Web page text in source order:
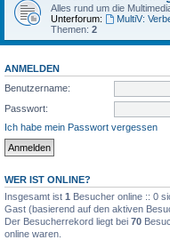
Alles rund um die
Unterforum:
MultiV:
Themen: 2
ANMELDEN
Benutzername:
Passwort:
Ich habe mein Passwort vergessen
WER IST ONLINE?
Insgesamt ist 1 Besucher online :: 0
Gast (basierend auf den aktiven
Der Besucherrekord liegt bei 70
online waren.